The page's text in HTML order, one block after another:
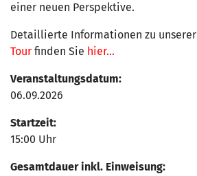
einer neuen Perspektive.
Detaillierte Informationen zu unserer
Tour finden Sie hier...
Veranstaltungsdatum:
06.09.2026
Startzeit:
15:00 Uhr
Gesamtdauer inkl. Einweisung: